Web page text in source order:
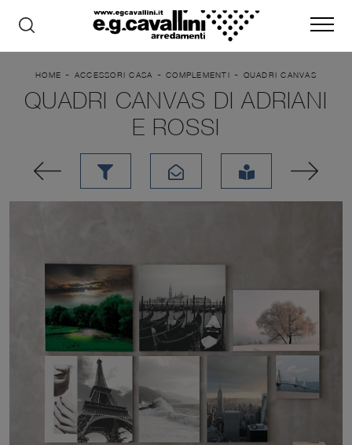
HOME - ACCESSORI CASA -COMPLEMENTI - QUADRI CANVAS
QUADRI CANVAS DI ADRIANI
E ROSSI